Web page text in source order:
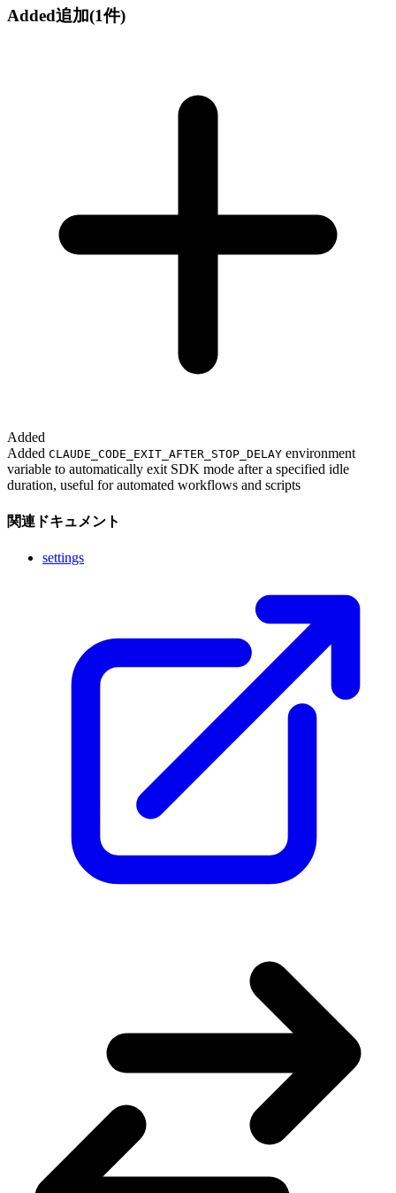
Added追加(1件)
Added
Added CLAUDE_CODE_EXIT_AFTER_STOP_DELAY environment
variable to automatically exit SDK mode after a specified idle
duration, useful for automated workflows and scripts
関連ドキュメント
settings